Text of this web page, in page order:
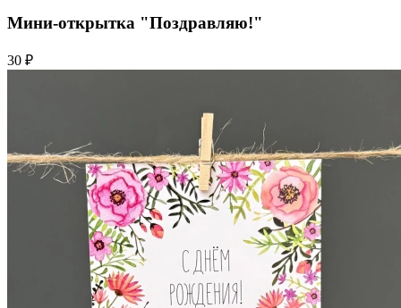
Мини-открытка "Поздравляю!"
30 ₽